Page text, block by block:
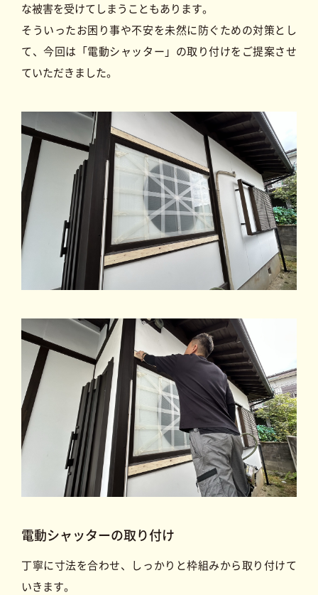
な被害を受けてしまうこともあります。
そういったお困り事や不安を未然に防ぐための対策とし
て、今回は「電動シャッター」の取り付けをご提案させ
ていただきました。
電動シャッターの取り付け
丁寧に寸法を合わせ、しっかりと枠組みから取り付けて
いきます。